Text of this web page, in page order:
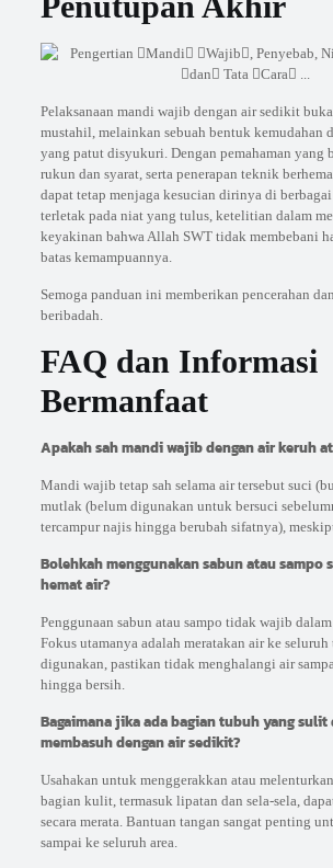
Pelaksanaan mandi wajib dengan air sedikit
mustahil, melainkan sebuah bentuk kemudahan
yang patut disyukuri. Dengan pemahaman yang
rukun dan syarat, serta penerapan teknik
dapat tetap menjaga kesucian dirinya di
terletak pada niat yang tulus, ketelitian dalam
keyakinan bahwa Allah SWT tidak membebani
batas kemampuannya.
Semoga panduan ini memberikan pencerahan
beribadah.
FAQ dan Informasi
Bermanfaat
Apakah sah mandi wajib dengan air keruh
Mandi wajib tetap sah selama air tersebut suci
mutlak (belum digunakan untuk bersuci
tercampur najis hingga berubah sifatnya),
Bolehkah menggunakan sabun atau sampo
hemat air?
Penggunaan sabun atau sampo tidak wajib
Fokus utamanya adalah meratakan air ke
digunakan, pastikan tidak menghalangi air
hingga bersih.
Bagaimana jika ada bagian tubuh yang
membasuh dengan air sedikit?
Usahakan untuk menggerakkan atau
bagian kulit, termasuk lipatan dan sela-sela,
secara merata. Bantuan tangan sangat penting
sampai ke seluruh area.